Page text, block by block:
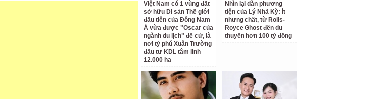
Việt Nam có 1 vùng đất
sở hữu Di sản Thế giới
đầu tiên của Đông Nam
Á vừa được "Oscar của
ngành du lịch" đề cử, là
nơi tỷ phú Xuân Trường
đầu tư KDL tâm linh
12.000 ha
Nhìn lại dàn phương
tiện của Lý Nhã Kỳ: Ít
nhưng chất, từ Rolls-
Royce Ghost đến du
thuyền hơn 100 tỷ đồng